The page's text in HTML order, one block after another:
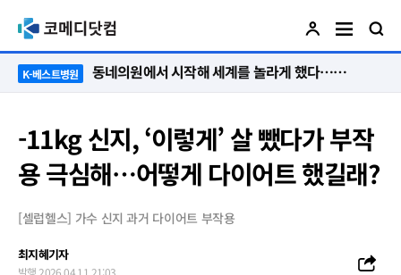
K-베스트병원 “절대 먼저 말하지 않아요. 대신 먼저 듣습니다”
-11kg 신지, ‘이렇게’ 살 뺐다가 부작
용 극심해…어떻게 다이어트 했길래?
[셀럽헬스] 가수 신지 과거 다이어트 부작용
최지혜기자
발행 2026.04.11 21:03